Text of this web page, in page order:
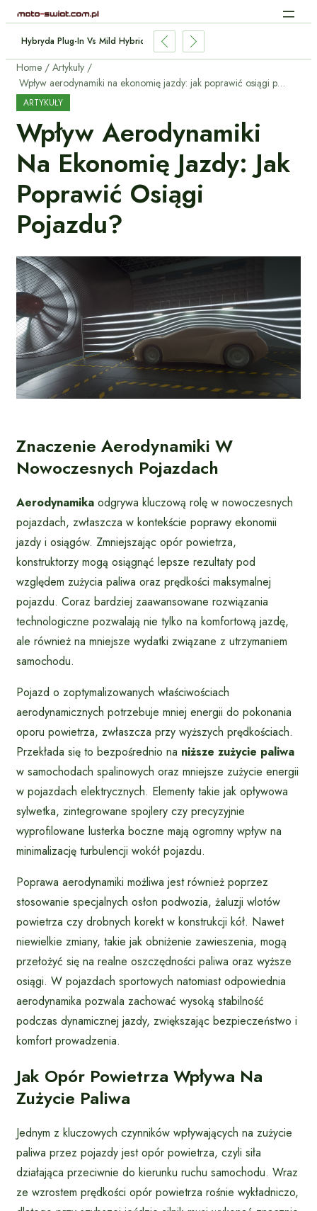
Hybryda Plug-In Vs Mild Hybrid: Którą Wybrać I Dlaczego?
Home
Artykuły
Wpływ aerodynamiki na ekonomię jazdy: jak poprawić osiągi pojazdu?
ARTYKUŁY
Wpływ Aerodynamiki
Na Ekonomię Jazdy: Jak
Poprawić Osiągi
Pojazdu?
Znaczenie Aerodynamiki W
Nowoczesnych Pojazdach
Aerodynamika odgrywa kluczową rolę w nowoczesnych
pojazdach, zwłaszcza w kontekście poprawy ekonomii
jazdy i osiągów. Zmniejszając opór powietrza,
konstruktorzy mogą osiągnąć lepsze rezultaty pod
względem zużycia paliwa oraz prędkości maksymalnej
pojazdu. Coraz bardziej zaawansowane rozwiązania
technologiczne pozwalają nie tylko na komfortową jazdę,
ale również na mniejsze wydatki związane z utrzymaniem
samochodu.
Pojazd o zoptymalizowanych właściwościach
aerodynamicznych potrzebuje mniej energii do pokonania
oporu powietrza, zwłaszcza przy wyższych prędkościach.
Przekłada się to bezpośrednio na niższe zużycie paliwa
w samochodach spalinowych oraz mniejsze zużycie energii
w pojazdach elektrycznych. Elementy takie jak opływowa
sylwetka, zintegrowane spojlery czy precyzyjnie
wyprofilowane lusterka boczne mają ogromny wpływ na
minimalizację turbulencji wokół pojazdu.
Poprawa aerodynamiki możliwa jest również poprzez
stosowanie specjalnych osłon podwozia, żaluzji wlotów
powietrza czy drobnych korekt w konstrukcji kół. Nawet
niewielkie zmiany, takie jak obniżenie zawieszenia, mogą
przełożyć się na realne oszczędności paliwa oraz wyższe
osiągi. W pojazdach sportowych natomiast odpowiednia
aerodynamika pozwala zachować wysoką stabilność
podczas dynamicznej jazdy, zwiększając bezpieczeństwo i
komfort prowadzenia.
Jak Opór Powietrza Wpływa Na
Zużycie Paliwa
Jednym z kluczowych czynników wpływających na zużycie
paliwa przez pojazdy jest opór powietrza, czyli siła
działająca przeciwnie do kierunku ruchu samochodu. Wraz
ze wzrostem prędkości opór powietrza rośnie wykładniczo,